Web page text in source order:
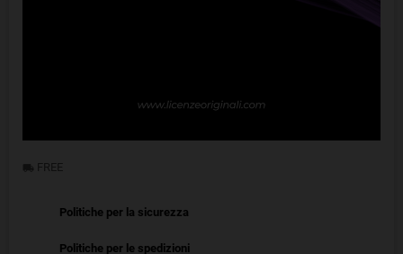
local_shipping FREE
Politiche per la sicurezza
Politiche per le spedizioni